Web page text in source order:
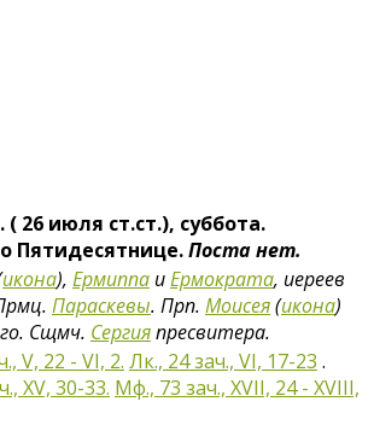
( 26 июля ст.ст.), суббота.
Пятидесятнице.Поста нет.
икона), Ермиппа иЕрмократа, иереев
Параскевы. Прп. Моисея(икона)
Сщмч. Сергияпресвитера.
V, 22 - VI, 2. Лк., 24 зач., VI, 17-23 .
XV, 30-33. Мф., 73 зач., XVII, 24 - XVIII,